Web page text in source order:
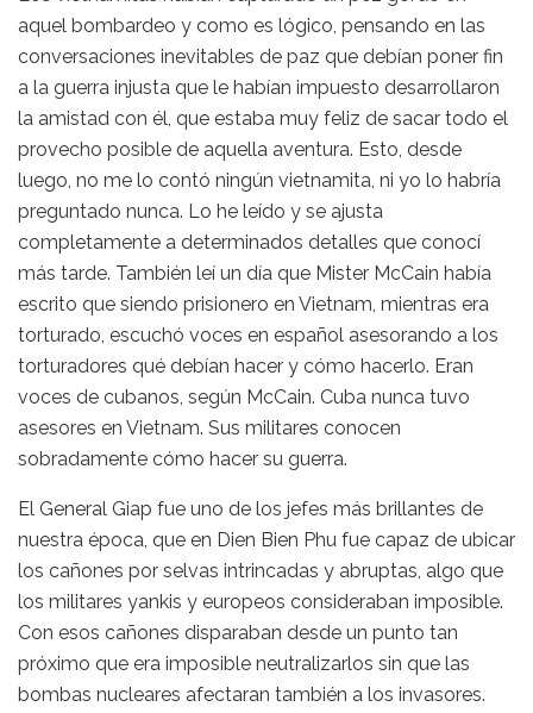
aquel bombardeo y como es lógico, pensando en las
conversaciones inevitables de paz que debían poner fin
a la guerra injusta que le habían impuesto desarrollaron
la amistad con él, que estaba muy feliz de sacar todo el
provecho posible de aquella aventura. Esto, desde
luego, no me lo contó ningún vietnamita, ni yo lo habría
preguntado nunca. Lo he leído y se ajusta
completamente a determinados detalles que conocí
más tarde. También leí un día que Mister McCain había
escrito que siendo prisionero en Vietnam, mientras era
torturado, escuchó voces en español asesorando a los
torturadores qué debían hacer y cómo hacerlo. Eran
voces de cubanos, según McCain. Cuba nunca tuvo
asesores en Vietnam. Sus militares conocen
sobradamente cómo hacer su guerra.
El General Giap fue uno de los jefes más brillantes de
nuestra época, que en Dien Bien Phu fue capaz de ubicar
los cañones por selvas intrincadas y abruptas, algo que
los militares yankis y europeos consideraban imposible.
Con esos cañones disparaban desde un punto tan
próximo que era imposible neutralizarlos sin que las
bombas nucleares afectaran también a los invasores.